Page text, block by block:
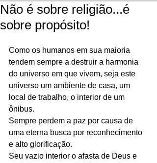
Não é sobre religião...é
sobre propósito!
Como os humanos em sua maioria
tendem sempre a destruir a harmonia
do universo em que vivem, seja este
universo um ambiente de casa, um
local de trabalho, o interior de um
ônibus.
Sempre perdem a paz por causa de
uma eterna busca por reconhecimento
e alto glorificação.
Seu vazio interior o afasta de Deus e